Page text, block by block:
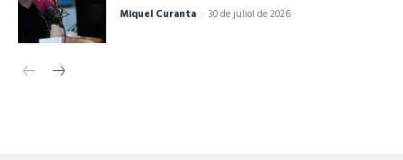
Miquel Curanta - 30 de juliol de 2026